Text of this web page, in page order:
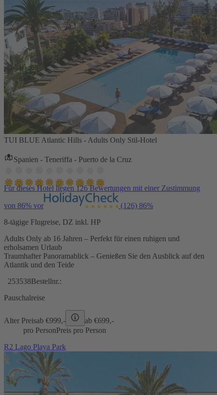
TUI BLUE Atlantic Hills - Adults Only Stil-Hotel
Spanien - Teneriffa - Puerto de la Cruz
Für dieses Hotel liegen 126 Bewertungen mit einer Zustimmung
von 86% vor (126) 86%
8-tägige Flugreise, DZ inkl. HP
Adults Only ab 16 Jahren – Perfekt für einen ruhigen und
erholsamen Urlaub
Traumhafter Panoramablick – Genießen Sie den Ausblick auf den
Atlantik und den Teide
253538Bestellnr.:
Pauschalreise
Alter Preisab €999,- ab €699,-
pro PersonPreis pro Person
R2 Lago Playa Park